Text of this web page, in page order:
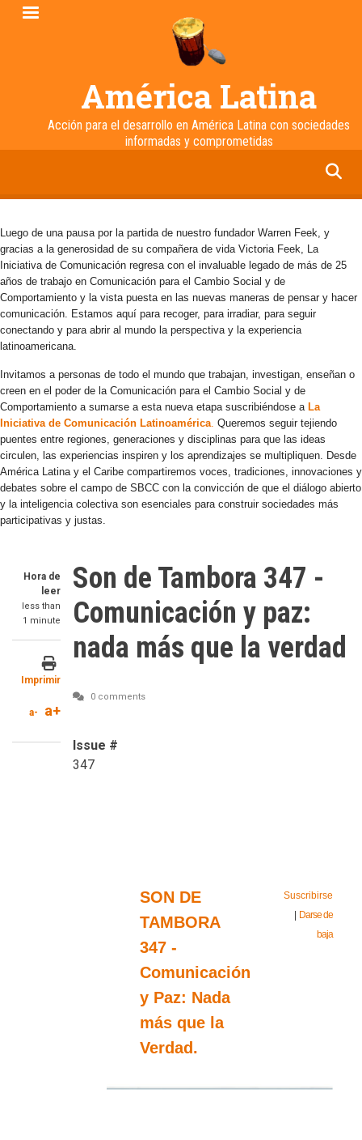
Pasar
América Latina
Acción para el desarrollo en América Latina con sociedades
informadas y comprometidas
Luego de una pausa por la partida de nuestro fundador Warren Feek, y
gracias a la generosidad de su compañera de vida Victoria Feek, La
Iniciativa de Comunicación regresa con el invaluable legado de más de 25
años de trabajo en Comunicación para el Cambio Social y de
Comportamiento y la vista puesta en las nuevas maneras de pensar y hacer
comunicación. Estamos aquí para recoger, para irradiar, para seguir
conectando y para abrir al mundo la perspectiva y la experiencia
latinoamericana.
Invitamos a personas de todo el mundo que trabajan, investigan, enseñan o
creen en el poder de la Comunicación para el Cambio Social y de
Comportamiento a sumarse a esta nueva etapa suscribiéndose a La
Iniciativa de Comunicación Latinoamérica. Queremos seguir tejiendo
puentes entre regiones, generaciones y disciplinas para que las ideas
circulen, las experiencias inspiren y los aprendizajes se multipliquen. Desde
América Latina y el Caribe compartiremos voces, tradiciones, innovaciones y
debates sobre el campo de SBCC con la convicción de que el diálogo abierto
y la inteligencia colectiva son esenciales para construir sociedades más
participativas y justas.
Hora de
leer
less than
1 minute
Imprimir
a- a+
Son de Tambora 347 -
Comunicación y paz:
nada más que la verdad
0 comments
Issue #
347
SON DE
TAMBORA
347 -
Comunicación
y Paz: Nada
más que la
Verdad.
Suscribirse
Darse de
baja